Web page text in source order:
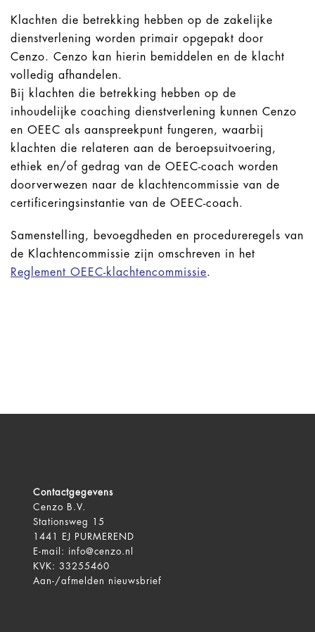
Klachten die betrekking hebben op de zakelijke
dienstverlening worden primair opgepakt door
Cenzo. Cenzo kan hierin bemiddelen en de klacht
volledig afhandelen.
Bij klachten die betrekking hebben op de
inhoudelijke coaching dienstverlening kunnen Cenzo
en OEEC als aanspreekpunt fungeren, waarbij
klachten die relateren aan de beroepsuitvoering,
ethiek en/of gedrag van de OEEC-coach worden
doorverwezen naar de klachtencommissie van de
certificeringsinstantie van de OEEC-coach.
Samenstelling, bevoegdheden en procedureregels van
de Klachtencommissie zijn omschreven in het
Reglement OEEC-klachtencommissie.
Contactgegevens
Cenzo B.V.
Stationsweg 15
1441 EJ PURMEREND
E-mail:
info@cenzo.nl
KVK: 33255460
Aan-/afmelden
nieuwsbrief